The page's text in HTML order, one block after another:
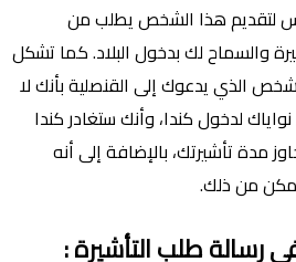
لتقديم هذا الشخص يطلب من
والسماح لك بدخول البلاد. كما تشكل
الذي يدعوك إلى القنصلية بأنك لا
لدخول كندا، وأنك ستغادر كندا
مدة تأشيرتك، بالإضافة إلى أنه
من ذلك.
رسالة طلب التأشيرة: